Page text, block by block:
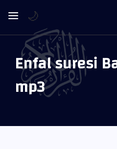
Enfal suresi
mp3
🌙